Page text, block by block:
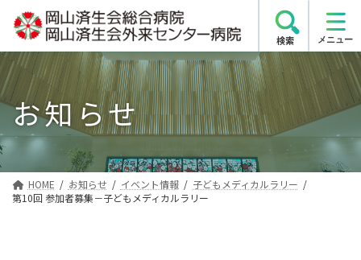
テ
ン
ツ
へ
キ
ッ
ゲ
ー
シ
ョ
に
移
お知らせ
HOME お知らせ イベント情報
子どもメディカルラリー
第10回 参加者募集－子どもメディカルラリー
検索